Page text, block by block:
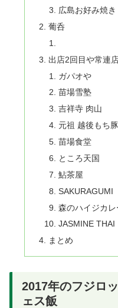
広島お好み焼
葡呑
出店2回目や常連
ガパオや
苗場雪塾
吉祥寺 肉山
元祖 越後もち豚
苗場食堂
ところ天国
鮎茶屋
SAKURAGUMI
森のハイジカレ
JASMINE THAI
まとめ
2017年のフジロ
ェス飯